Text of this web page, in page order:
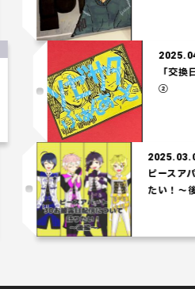
「
2025.03.06
ピースアパー
たい！～後編